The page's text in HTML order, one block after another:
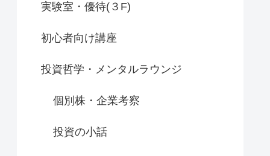
実験室・優待(３F)
初心者向け講座
投資哲学・メンタルラウンジ
個別株・企業考察
投資の小話